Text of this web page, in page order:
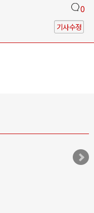
0
기사수정